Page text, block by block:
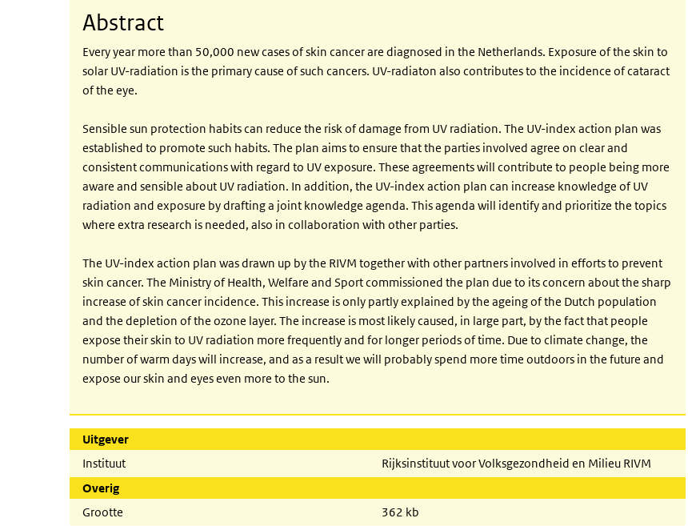
Abstract
Every year more than 50,000 new cases of skin cancer are diagnosed in the Netherlands. Exposure of the skin to
solar UV-radiation is the primary cause of such cancers. UV-radiaton also contributes to the incidence of cataract
of the eye.
Sensible sun protection habits can reduce the risk of damage from UV radiation. The UV-index action plan was
established to promote such habits. The plan aims to ensure that the parties involved agree on clear and
consistent communications with regard to UV exposure. These agreements will contribute to people being more
aware and sensible about UV radiation. In addition, the UV-index action plan can increase knowledge of UV
radiation and exposure by drafting a joint knowledge agenda. This agenda will identify and prioritize the topics
where extra research is needed, also in collaboration with other parties.
The UV-index action plan was drawn up by the RIVM together with other partners involved in efforts to prevent
skin cancer. The Ministry of Health, Welfare and Sport commissioned the plan due to its concern about the sharp
increase of skin cancer incidence. This increase is only partly explained by the ageing of the Dutch population
and the depletion of the ozone layer. The increase is most likely caused, in large part, by the fact that people
expose their skin to UV radiation more frequently and for longer periods of time. Due to climate change, the
number of warm days will increase, and as a result we will probably spend more time outdoors in the future and
expose our skin and eyes even more to the sun.
Uitgever
Instituut
Rijksinstituut voor Volksgezondheid en Milieu RIVM
Overig
Grootte
362 kb